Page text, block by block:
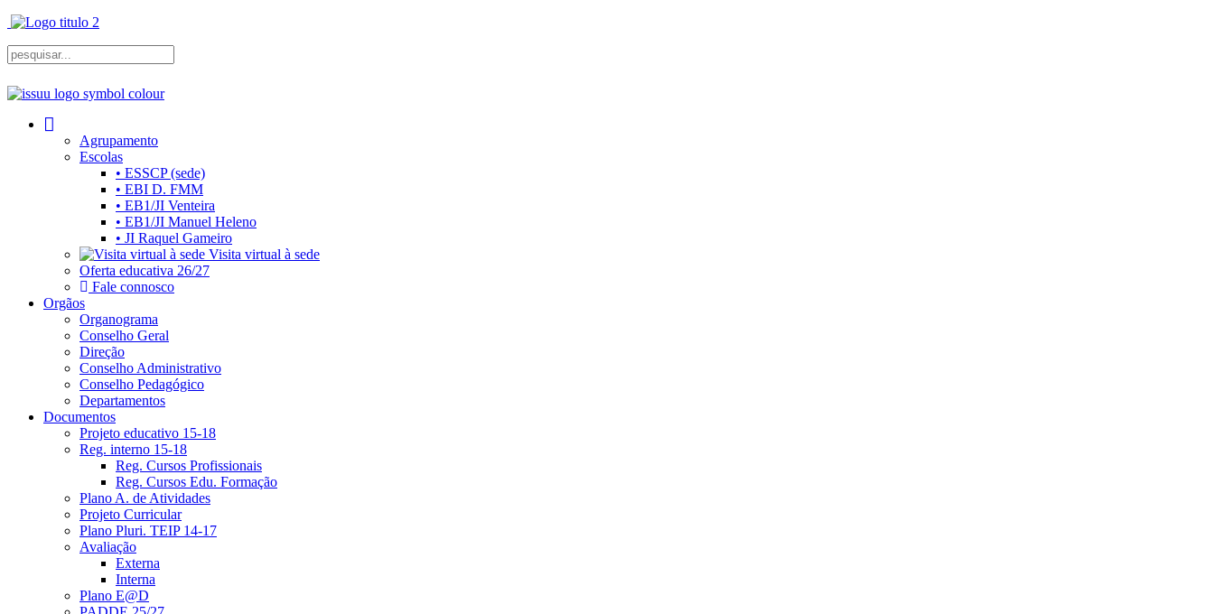
Agrupamento
Escolas
• ESSCP (sede)
• EBI D. FMM
• EB1/JI Venteira
• EB1/JI Manuel Heleno
• JI Raquel Gameiro
Visita virtual à sede
Oferta educativa 26/27
Fale connosco
Orgãos
Organograma
Conselho Geral
Direção
Conselho Administrativo
Conselho Pedagógico
Departamentos
Documentos
Projeto educativo 15-18
Reg. interno 15-18
Reg. Cursos Profissionais
Reg. Cursos Edu. Formação
Plano A. de Atividades
Projeto Curricular
Plano Pluri. TEIP 14-17
Avaliação
Externa
Interna
Plano E@D